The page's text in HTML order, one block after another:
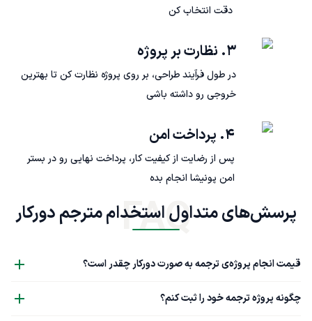
دقت انتخاب کن
۳. نظارت بر پروژه
در طول فرآیند طراحی، بر روی پروژه نظارت کن تا بهترین
خروجی رو داشته باشی
۴. پرداخت امن
پس از رضایت از کیفیت کار، پرداخت نهایی رو در بستر
امن پونیشا انجام بده
پرسش‌های متداول استخدام مترجم دورکار FAQ
قیمت انجام پروژه‌ی ترجمه به صورت دورکار چقدر است؟
چگونه پروژه ترجمه خود را ثبت کنم؟